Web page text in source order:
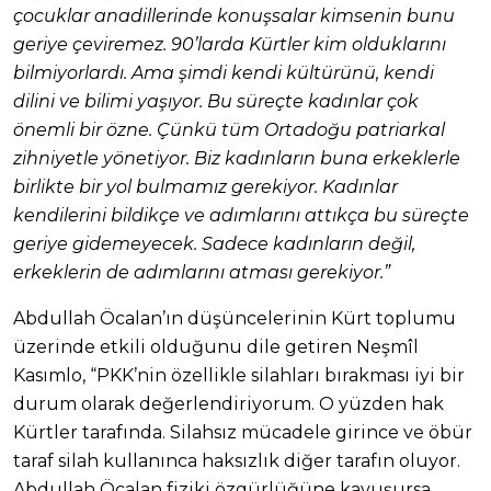
çocuklar anadillerinde konuşsalar kimsenin bunu
geriye çeviremez. 90’larda Kürtler kim olduklarını
bilmiyorlardı. Ama şimdi kendi kültürünü, kendi
dilini ve bilimi yaşıyor. Bu süreçte kadınlar çok
önemli bir özne. Çünkü tüm Ortadoğu patriarkal
zihniyetle yönetiyor. Biz kadınların buna erkeklerle
birlikte bir yol bulmamız gerekiyor. Kadınlar
kendilerini bildikçe ve adımlarını attıkça bu süreçte
geriye gidemeyecek. Sadece kadınların değil,
erkeklerin de adımlarını atması gerekiyor.”
Abdullah Öcalan’ın düşüncelerinin Kürt toplumu
üzerinde etkili olduğunu dile getiren Neşmîl
Kasımlo, “PKK’nin özellikle silahları bırakması iyi bir
durum olarak değerlendiriyorum. O yüzden hak
Kürtler tarafında. Silahsız mücadele girince ve öbür
taraf silah kullanınca haksızlık diğer tarafın oluyor.